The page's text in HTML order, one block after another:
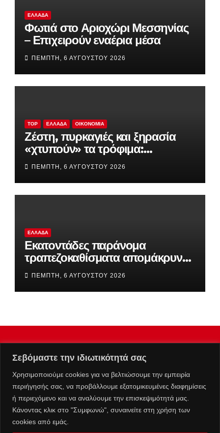
Σεβόμαστε την ιδιωτικότητά σας
Χρησιμοποιούμε cookies για να βελτιώσουμε την εμπειρία
περιήγησής σας, να προβάλλουμε εξατομικευμένες διαφημίσεις
ή περιεχόμενο και να αναλύουμε την επισκεψιμότητά μας.
Κάνοντας κλικ στο "Συμφωνώ", συναινείτε στη χρήση των
cookies από εμάς.
ΕΛΛΆΔΑ
Φωτιά στο Αριοχώρι Μεσσηνίας
– Επιχειρούν εναέρια μέσα
ΠΈΜΠΤΗ, 6 ΑΥΓΟΎΣΤΟΥ 2026
TOP ΕΛΛΆΔΑ ΟΙΚΟΝΟΜΊΑ
Ζέστη, πυρκαγιές και ξηρασία
«χτυπούν» τα τρόφιμα:
Ακριβαίνουν φρούτα, λαχανικά
και ελαιόλαδο
ΠΈΜΠΤΗ, 6 ΑΥΓΟΎΣΤΟΥ 2026
ΕΛΛΆΔΑ
Εκατοντάδες παράνομα
τραπεζοκαθίσματα απομάκρυνε
ο Δήμος Αθηναίων
ΠΈΜΠΤΗ, 6 ΑΥΓΟΎΣΤΟΥ 2026